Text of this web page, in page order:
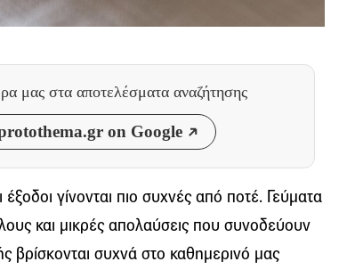
μας στα αποτελέσματα αναζήτησης
on Google
γίνονται πιο συχνές από ποτέ. Γεύματα
και μικρές απολαύσεις που συνοδεύουν
βρίσκονται συχνά στο καθημερινό μας